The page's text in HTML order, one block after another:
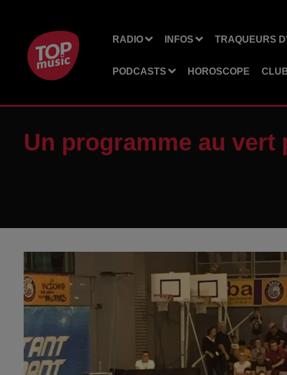
RADIO INFOS TRAQUEURS
PODCASTS HOROSCOPE
Un programme au vert